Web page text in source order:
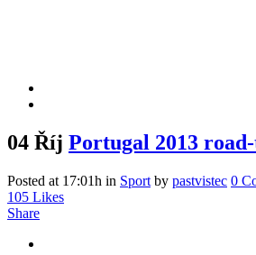
04 Říj Portugal 2013
Posted at 17:01h in Sport by pastvistec 0
105 Likes
Share